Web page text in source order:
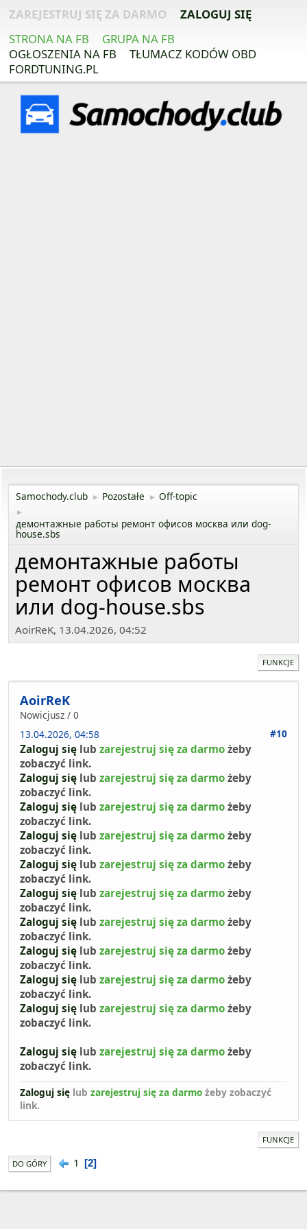
ZAREJESTRUJ SIĘ ZA DARMO
ZALOGUJ SIĘ
STRONA NA FB
GRUPA NA FB
OGŁOSZENIA NA FB
TŁUMACZ KODÓW OBD
FORDTUNING.PL
Samochody.club ► Pozostałe ► Off-topic
►
демонтажные работы ремонт офисов москва или dog-
house.sbs
демонтажные работы
ремонт офисов москва
или dog-house.sbs
AoirReK, 13.04.2026, 04:52
FUNKCJE
AoirReK
Nowicjusz / 0
13.04.2026, 04:58
#10
Zaloguj się lub zarejestruj się za darmo żeby
zobaczyć link.
Zaloguj się lub zarejestruj się za darmo żeby
zobaczyć link.
Zaloguj się lub zarejestruj się za darmo żeby
zobaczyć link.
Zaloguj się lub zarejestruj się za darmo żeby
zobaczyć link.
Zaloguj się lub zarejestruj się za darmo żeby
zobaczyć link.
Zaloguj się lub zarejestruj się za darmo żeby
zobaczyć link.
Zaloguj się lub zarejestruj się za darmo żeby
zobaczyć link.
Zaloguj się lub zarejestruj się za darmo żeby
zobaczyć link.
Zaloguj się lub zarejestruj się za darmo żeby
zobaczyć link.
Zaloguj się lub zarejestruj się za darmo żeby
zobaczyć link.
Zaloguj się lub zarejestruj się za darmo żeby
zobaczyć link.
Zaloguj się lub zarejestruj się za darmo żeby zobaczyć
link.
FUNKCJE
DO GÓRY 1 2